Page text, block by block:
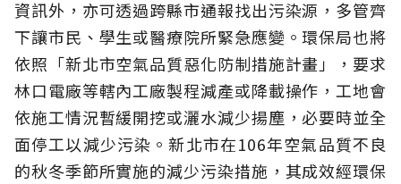
資訊外，亦可透過跨縣市通報找出污染源，多管齊
下讓市民、學生或醫療院所緊急應變。環保局也將
依照「新北市空氣品質惡化防制措施計畫」，要求
林口電廠等轄內工廠製程減產或降載操作，工地會
依施工情況暫緩開挖或灑水減少揚塵，必要時並全
面停工以減少污染。新北市在106年空氣品質不良
的秋冬季節所實施的減少污染措施，其成效經環保